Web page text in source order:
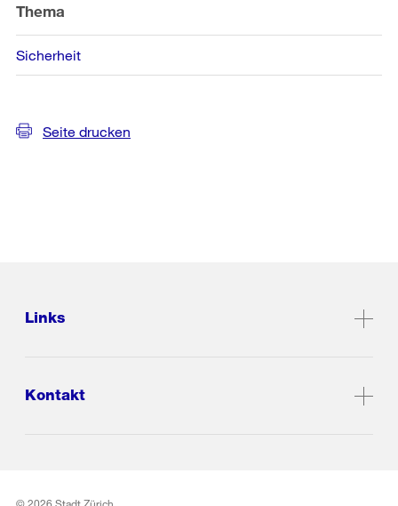
Thema
Sicherheit
Seite drucken
Links
Kontakt
© 2026 Stadt Zürich